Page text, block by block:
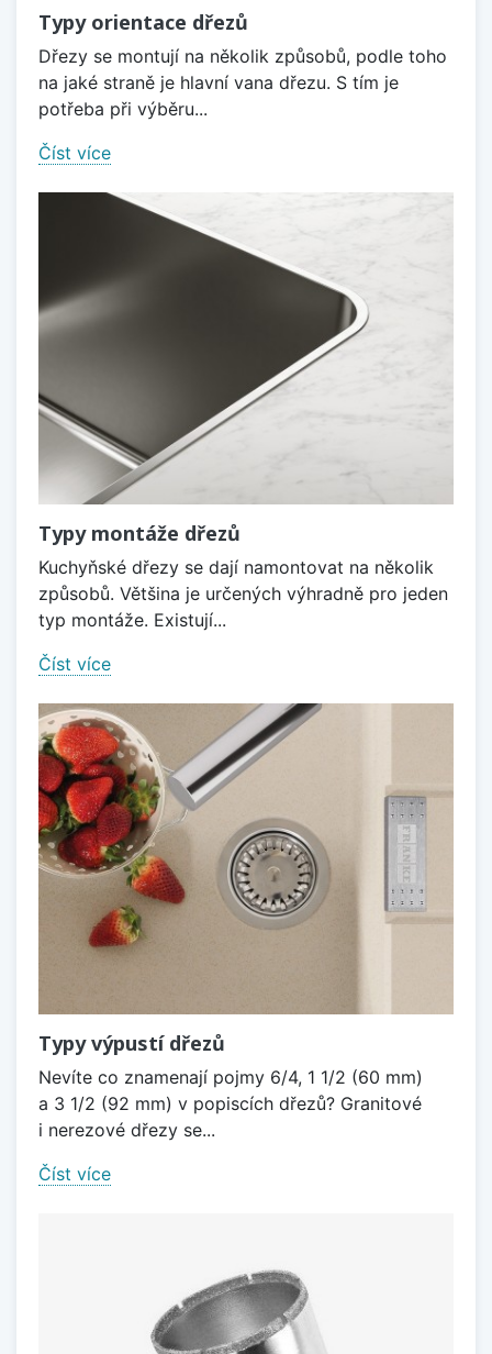
Typy orientace dřezů
Dřezy se montují na několik způsobů, podle toho
na jaké straně je hlavní vana dřezu. S tím je
potřeba při výběru...
Číst více
Typy montáže dřezů
Kuchyňské dřezy se dají namontovat na několik
způsobů. Většina je určených výhradně pro jeden
typ montáže. Existují...
Číst více
Typy výpustí dřezů
Nevíte co znamenají pojmy 6/4, 1 1/2 (60 mm)
a 3 1/2 (92 mm) v popiscích dřezů? Granitové
i nerezové dřezy se...
Číst více